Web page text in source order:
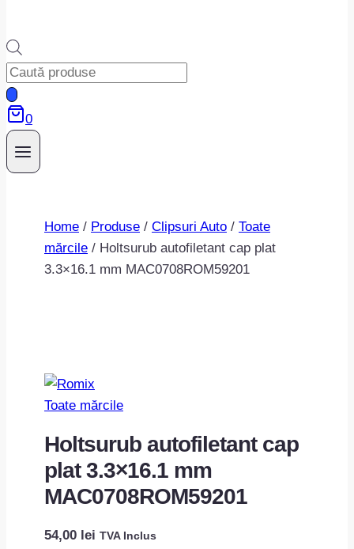
Products
search
0
Home / Produse / Clipsuri Auto / Toate
mărcile / Holtsurub autofiletant cap plat
3.3×16.1 mm MAC0708ROM59201
Toate mărcile
Holtsurub autofiletant cap
plat 3.3×16.1 mm
MAC0708ROM59201
54,00 lei TVA Inclus